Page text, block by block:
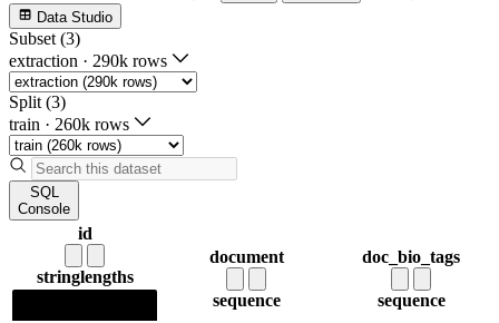
Data Studio
Subset (3)
extraction · 290k rows
Split (3)
train · 260k rows
SQL
Console
id
stringlengths
document
sequence
doc_bio_tags
sequence